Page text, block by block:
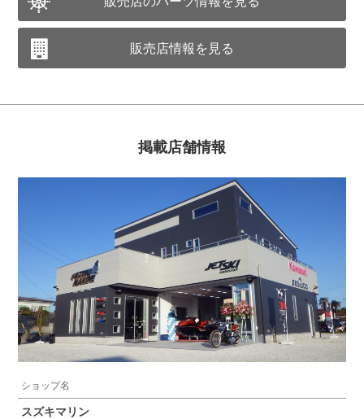
販売店情報を見る
掲載店舗情報
ショップ名
スズキマリン